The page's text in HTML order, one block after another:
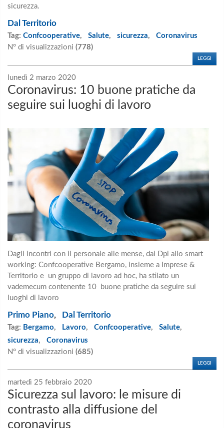
sicurezza.
Dal Territorio
Tag: Confcooperative, Salute, sicurezza, Coronavirus
N° di visualizzazioni (778)
LEGGI
lunedì 2 marzo 2020
Coronavirus: 10 buone pratiche da
seguire sui luoghi di lavoro
Dagli incontri con il personale alle mense, dai Dpi allo smart
working: Confcooperative Bergamo, insieme a Imprese &
Territorio e un gruppo di lavoro ad hoc, ha stilato un
vademecum contenente 10 buone pratiche da seguire sui
luoghi di lavoro
Primo Piano, Dal Territorio
Tag: Bergamo, Lavoro, Confcooperative, Salute,
sicurezza, Coronavirus
N° di visualizzazioni (685)
LEGGI
martedì 25 febbraio 2020
Sicurezza sul lavoro: le misure di
contrasto alla diffusione del
coronavirus